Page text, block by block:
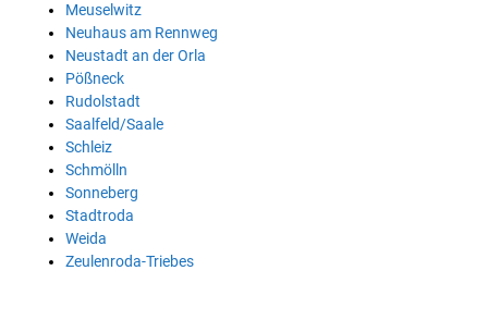
Meuselwitz
Neuhaus am Rennweg
Neustadt an der Orla
Pößneck
Rudolstadt
Saalfeld/Saale
Schleiz
Schmölln
Sonneberg
Stadtroda
Weida
Zeulenroda-Triebes